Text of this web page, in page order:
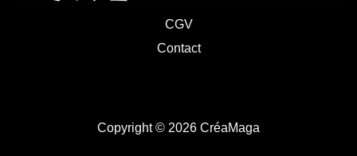
CGV
Contact
Copyright © 2026 CréaMaga